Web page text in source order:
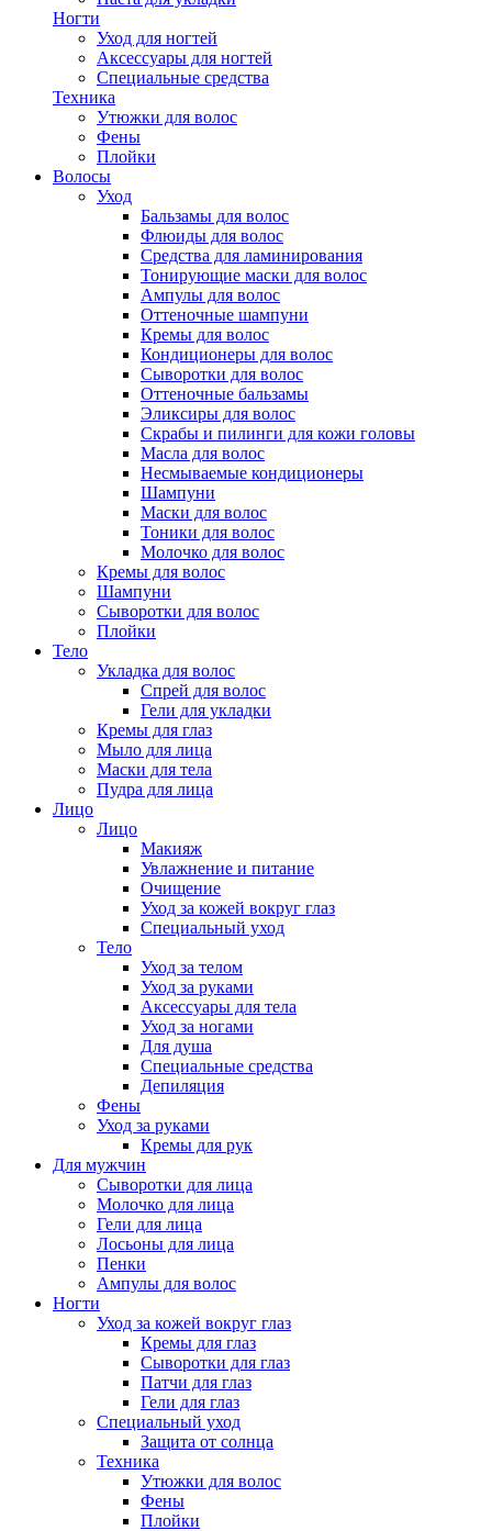
Ногти
Уход для ногтей
Аксессуары для ногтей
Специальные средства
Техника
Утюжки для волос
Фены
Плойки
Волосы
Уход
Бальзамы для волос
Флюиды для волос
Средства для ламинирования
Тонирующие маски для волос
Ампулы для волос
Оттеночные шампуни
Кремы для волос
Кондиционеры для волос
Сыворотки для волос
Оттеночные бальзамы
Эликсиры для волос
Скрабы и пилинги для кожи головы
Масла для волос
Несмываемые кондиционеры
Шампуни
Маски для волос
Тоники для волос
Молочко для волос
Кремы для волос
Шампуни
Сыворотки для волос
Плойки
Тело
Укладка для волос
Спрей для волос
Гели для укладки
Кремы для глаз
Мыло для лица
Маски для тела
Пудра для лица
Лицо
Лицо
Макияж
Увлажнение и питание
Очищение
Уход за кожей вокруг глаз
Специальный уход
Тело
Уход за телом
Уход за руками
Аксессуары для тела
Уход за ногами
Для душа
Специальные средства
Депиляция
Фены
Уход за руками
Кремы для рук
Для мужчин
Сыворотки для лица
Молочко для лица
Гели для лица
Лосьоны для лица
Пенки
Ампулы для волос
Ногти
Уход за кожей вокруг глаз
Кремы для глаз
Сыворотки для глаз
Патчи для глаз
Гели для глаз
Специальный уход
Защита от солнца
Техника
Утюжки для волос
Фены
Плойки